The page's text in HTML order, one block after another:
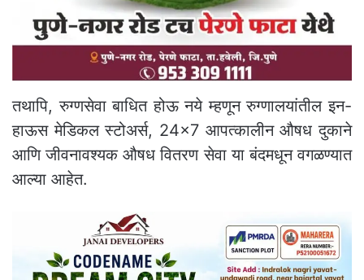
तथापि, रुग्णसेवा बाधित होऊ नये म्हणून रुग्णालयांतील इन-
हाऊस मेडिकल स्टोअर्स, 24×7 आपत्कालीन औषध दुकाने
आणि जीवनावश्यक औषध वितरण सेवा या बंदमधून वगळण्यात
आल्या आहेत.